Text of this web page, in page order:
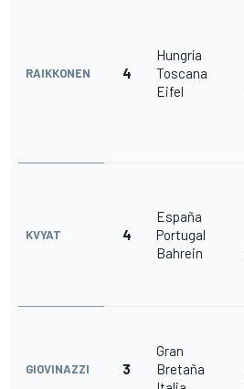
RAIKKONEN 4
Hungría
Toscana
Eifel
KVYAT 4
España
Portugal
Bahrein
GIOVINAZZI 3
Gran
Bretaña